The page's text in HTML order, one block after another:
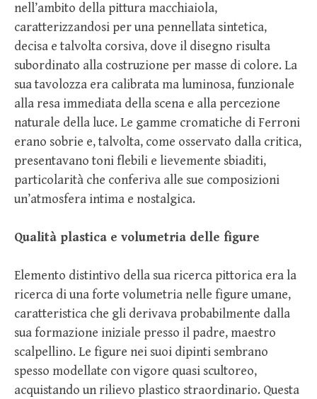
nell’ambito della pittura macchiaiola,
caratterizzandosi per una pennellata sintetica,
decisa e talvolta corsiva, dove il disegno risulta
subordinato alla costruzione per masse di colore. La
sua tavolozza era calibrata ma luminosa, funzionale
alla resa immediata della scena e alla percezione
naturale della luce. Le gamme cromatiche di Ferroni
erano sobrie e, talvolta, come osservato dalla critica,
presentavano toni flebili e lievemente sbiaditi,
particolarità che conferiva alle sue composizioni
un’atmosfera intima e nostalgica.
Qualità plastica e volumetria delle figure
Elemento distintivo della sua ricerca pittorica era la
ricerca di una forte volumetria nelle figure umane,
caratteristica che gli derivava probabilmente dalla
sua formazione iniziale presso il padre, maestro
scalpellino. Le figure nei suoi dipinti sembrano
spesso modellate con vigore quasi scultoreo,
acquistando un rilievo plastico straordinario. Questa